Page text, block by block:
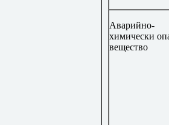
Аварийно-
химически
вещество